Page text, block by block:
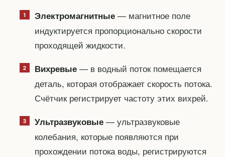
Электромагнитные— магнитное поле
индуктируется пропорционально скорости
проходящей жидкости.
Вихревые— в водный поток помещается
деталь, которая отображает скорость потока.
Счётчик регистрирует частоту этих вихрей.
Ультразвуковые— ультразвуковые
колебания, которые появляются при
прохождении потока воды, регистрируются